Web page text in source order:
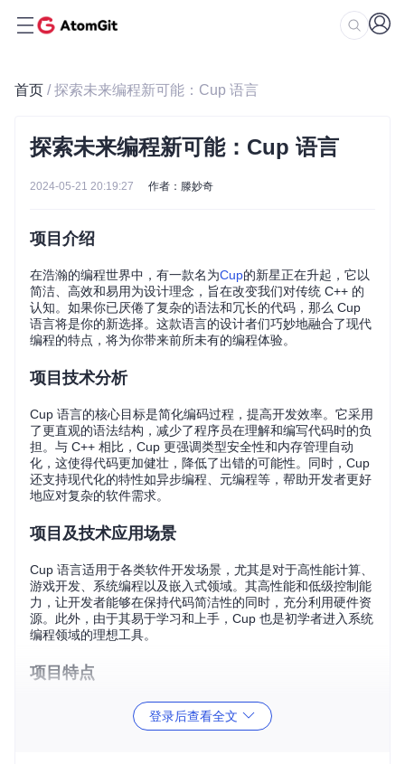
首页 / 探索未来编程新可能：Cup 语言
探索未来编程新可能：Cup 语言
2024-05-21 20:19:27 作者：滕妙奇
项目介绍
在浩瀚的编程世界中，有一款名为Cup的新星正在升起，它以
简洁、高效和易用为设计理念，旨在改变我们对传统 C++ 的
认知。如果你已厌倦了复杂的语法和冗长的代码，那么 Cup
语言将是你的新选择。这款语言的设计者们巧妙地融合了现代
编程的特点，将为你带来前所未有的编程体验。
项目技术分析
Cup 语言的核心目标是简化编码过程，提高开发效率。它采用
了更直观的语法结构，减少了程序员在理解和编写代码时的负
担。与 C++ 相比，Cup 更强调类型安全性和内存管理自动
化，这使得代码更加健壮，降低了出错的可能性。同时，Cup
还支持现代化的特性如异步编程、元编程等，帮助开发者更好
地应对复杂的软件需求。
项目及技术应用场景
Cup 语言适用于各类软件开发场景，尤其是对于高性能计算、
游戏开发、系统编程以及嵌入式领域。其高性能和低级控制能
力，让开发者能够在保持代码简洁性的同时，充分利用硬件资
源。此外，由于其易于学习和上手，Cup 也是初学者进入系统
编程领域的理想工具。
项目特点
- Cup 的设计旨在减少不必要的复杂性，让你能
更快地理解并编写代码。
登录后查看全文